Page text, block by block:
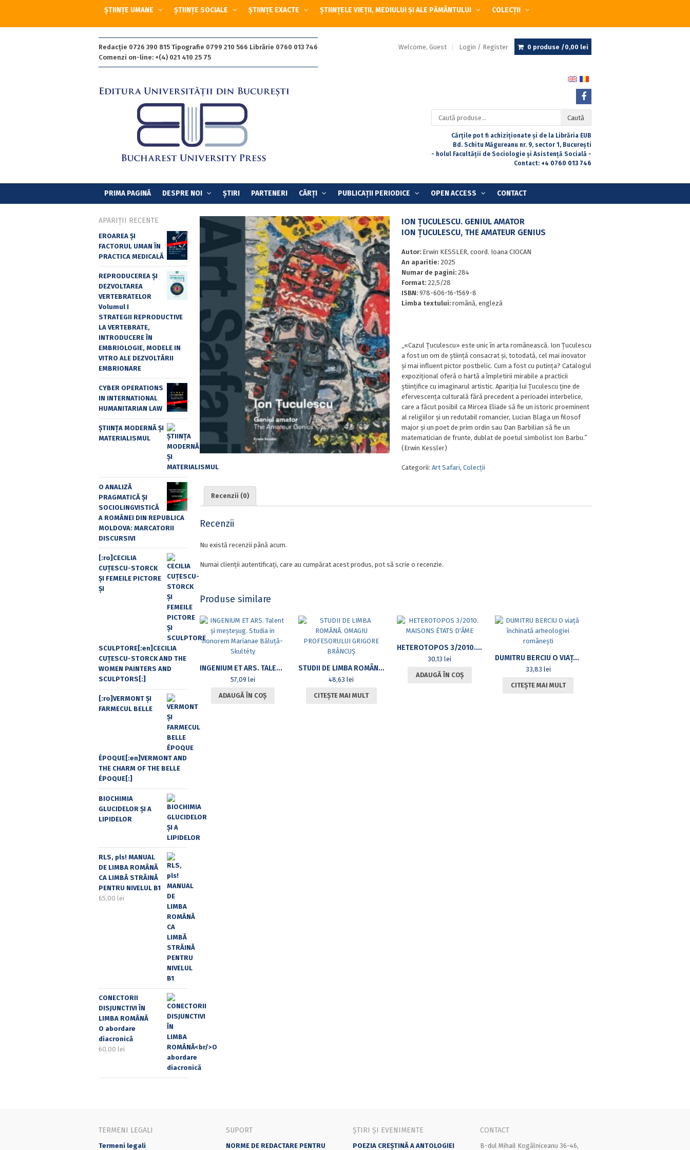
ȘTIINȚE UMANE ȘTIINȚE SOCIALE ȘTIINȚE EXACTE ȘTIINȚELE VIEȚII, MEDIULUI ȘI ALE PĂMÂNTULUI COLECȚII
Redacție 0726 390 815 Tipografie 0799 210 566 Librărie 0760 013 746
Comenzi on-line: +(4) 021 410 25 75
Welcome, Guest Login / Register 0 produse /0,00 lei
Caută
după:
Caută
Cărțile pot fi achiziționate și de la Librăria EUB
Bd. Schitu Măgureanu nr. 9, sector 1, București
- holul Facultății de Sociologie și Asistență Socială -
Contact: +4 0760 013 746
PRIMA PAGINĂ DESPRE NOI ȘTIRI PARTENERI CĂRȚI PUBLICAȚII PERIODICE OPEN ACCESS CONTACT
ION ȚUCULESCU. GENIUL AMATOR
ION ȚUCULESCU, THE AMATEUR GENIUS
Autor: Erwin KESSLER, coord. Ioana CIOCAN
An aparitie: 2025
Numar de pagini: 284
Format: 22,5/28
ISBN: 978-606-16-1569-8
Limba textului: română, engleză
„«Cazul Țuculescu» este unic în arta românească. Ion Țuculescu
a fost un om de știință consacrat și, totodată, cel mai inovator
și mai influent pictor postbelic. Cum a fost cu putința? Catalogul
expozițional oferă o hartă a împletirii mirabile a practicii
științifice cu imaginarul artistic. Apariția lui Țuculescu ține de
efervescența culturală fără precedent a perioadei interbelice,
care a făcut posibil ca Mircea Eliade să fie un istoric proeminent
al religiilor și un redutabil romancier, Lucian Blaga un filosof
major și un poet de prim ordin sau Dan Barbilian să fie un
matematician de frunte, dublat de poetul simbolist Ion Barbu.”
(Erwin Kessler)
Categorii: Art Safari, Colecții
Recenzii (0)
Recenzii
Nu există recenzii până acum.
Numai clienții autentificați, care au cumpărat acest produs, pot să scrie o recenzie.
Produse similare
INGENIUM ET ARS. TALENT ȘI MEȘTEȘUG. STUDIA IN HONOREM MARIANAE BĂLUȚĂ-SKULTÉTY
57,09 lei
ADAUGĂ ÎN COȘ
STUDII DE LIMBA ROMÂNĂ. OMAGIU PROFESORULUI GRIGORE BRÂNCUȘ
48,63 lei
CITEȘTE MAI MULT
HETEROTOPOS 3/2010. MAISONS ÉTATS D’ÂME
30,13 lei
ADAUGĂ ÎN COȘ
DUMITRU BERCIU O VIAȚĂ ÎNCHINATĂ ARHEOLOGIEI ROMÂNEȘTI
33,83 lei
CITEȘTE MAI MULT
APARIȚII RECENTE
EROAREA ȘI
FACTORUL UMAN ÎN
PRACTICA MEDICALĂ
REPRODUCEREA ȘI
DEZVOLTAREA
VERTEBRATELOR
Volumul I
STRATEGII REPRODUCTIVE
LA VERTEBRATE,
INTRODUCERE ÎN
EMBRIOLOGIE, MODELE IN
VITRO ALE DEZVOLTĂRII
EMBRIONARE
CYBER OPERATIONS
IN INTERNATIONAL
HUMANITARIAN LAW
ȘTIINȚA MODERNĂ ȘI
MATERIALISMUL
O ANALIZĂ
PRAGMATICĂ ȘI
SOCIOLINGVISTICĂ
A ROMÂNEI DIN REPUBLICA
MOLDOVA: MARCATORII
DISCURSIVI
[:ro]CECILIA
CUŢESCU-STORCK
ŞI FEMEILE PICTORE
ŞI
SCULPTORE[:en]CECILIA
CUŢESCU-STORCK AND THE
WOMEN PAINTERS AND
SCULPTORS[:]
[:ro]VERMONT ȘI
FARMECUL BELLE
ÉPOQUE[:en]VERMONT AND
THE CHARM OF THE BELLE
ÉPOQUE[:]
BIOCHIMIA
GLUCIDELOR ȘI A
LIPIDELOR
RLS, pls! MANUAL
DE LIMBA ROMÂNĂ
CA LIMBĂ STRĂINĂ
PENTRU NIVELUL B1
65,00 lei
CONECTORII
DISJUNCTIVI ÎN
LIMBA ROMÂNĂ
O abordare
diacronică
60,00 lei
TERMENI LEGALI
Termeni legali
SUPORT
NORME DE REDACTARE PENTRU
ȘTIRI ȘI EVENIMENTE
POEZIA CREȘTINĂ A ANTOLOGIEI
CONTACT
B-dul Mihail Kogălniceanu 36-46,